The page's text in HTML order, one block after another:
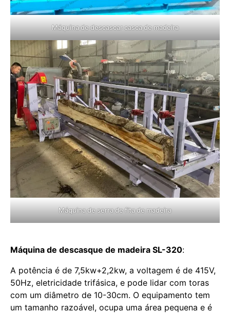
Máquina de descascar casca de madeira
Máquina de serra de fita de madeira
Máquina de descasque de madeira SL-320:
A potência é de 7,5kw+2,2kw, a voltagem é de 415V,
50Hz, eletricidade trifásica, e pode lidar com toras
com um diâmetro de 10-30cm. O equipamento tem
um tamanho razoável, ocupa uma área pequena e é